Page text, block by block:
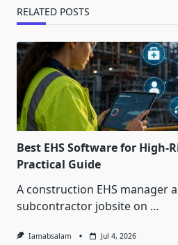
RELATED POSTS
Best EHS Software for High-
Practical Guide
A construction EHS manager
subcontractor jobsite on ...
Iamabsalam Jul 4, 2026